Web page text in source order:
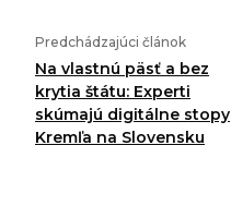
Predchádzajúci článok
Na vlastnú päsť a bez
krytia štátu: Experti
skúmajú digitálne stopy
Kremľa na Slovensku